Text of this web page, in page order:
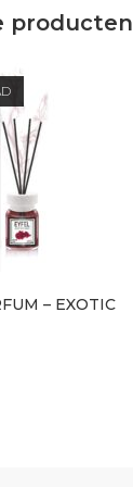
producten
– EXOTIC